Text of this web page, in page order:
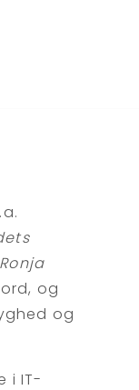
og
og
i IT-